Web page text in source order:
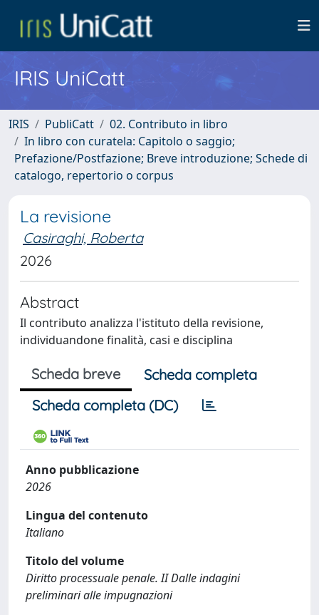
IRIS UniCatt
IRIS PubliCatt
02. Contributo in libro
In libro con curatela: Capitolo o saggio;
Prefazione/Postfazione; Breve introduzione; Schede di
catalogo, repertorio o corpus
La revisione
Casiraghi, Roberta
2026
Abstract
Il contributo analizza l'istituto della revisione,
individuandone finalità, casi e disciplina
Scheda breve
Scheda completa
Scheda completa (DC)
Anno pubblicazione
2026
Lingua del contenuto
Italiano
Titolo del volume
Diritto processuale penale. II Dalle indagini
preliminari alle impugnazioni